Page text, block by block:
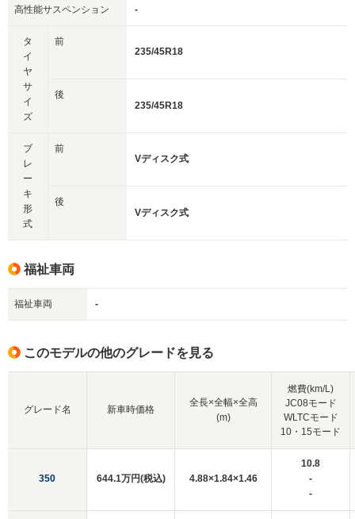
高性能サスペンション -
タ
イ
ヤ
サ
イ
ズ
前
235/45R18
後
235/45R18
ブ
レ
ー
キ
形
式
前
Vディスク式
後
Vディスク式
福祉車両
福祉車両 -
このモデルの他のグレードを見る
グレード名
350
新車時価格
全長×全幅×全高
(m)
燃費(km/L)
JC08モード
WLTCモード
10・15モード
644.1万円(税込) 4.88×1.84×1.46
10.8
-
-